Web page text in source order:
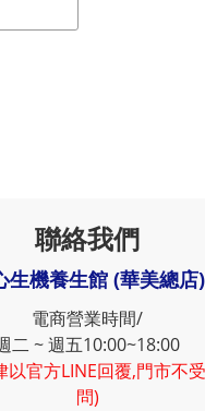
聯絡我們
生機養生館 (華美總店)
電商營業時間/
二 ~ 週五10:00~18:00
以官方LINE回覆,門市不
問)